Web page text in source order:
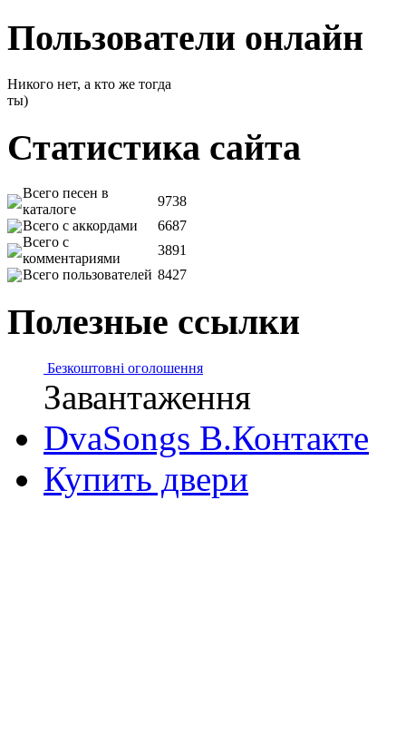
Пользователи онлайн
Никого нет, а кто же тогда
ты)
Статистика сайта
Всего песен в
каталоге
9738
Всего с аккордами
6687
Всего с
комментариями
3891
Всего пользователей 8427
Полезные ссылки
Безкоштовні оголошення
Завантаження
DvaSongs В.Контакте
Купить двери